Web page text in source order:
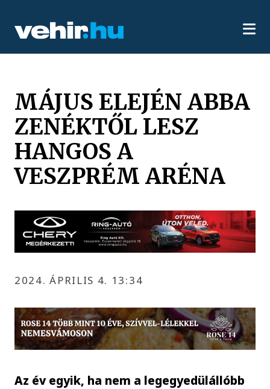
MÁJUS ELEJÉN ABBA
ZENÉKTŐL LESZ
HANGOS A
VESZPRÉM ARÉNA
2024. ÁPRILIS 4. 13:34
Az év egyik, ha nem a legegyedülállóbb